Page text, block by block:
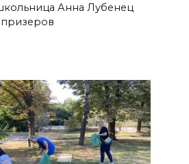
Анна Лубенец